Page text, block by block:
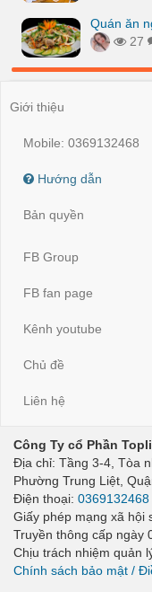
Quán ăn
27
Giới thiệu
Mobile: 0369132468
Hướng dẫn
Bản quyền
FB Group
FB fan page
Kênh youtube
Chủ đề
Liên hệ
Công Ty cổ Phần
Địa chỉ: Tầng 3-4, Tòa
Phường Trung Liệt,
Điện thoại: 0369132468
Giấy phép mạng xã hội
Truyền thông cấp ngày
Chịu trách nhiệm quản
Chính sách bảo mật /